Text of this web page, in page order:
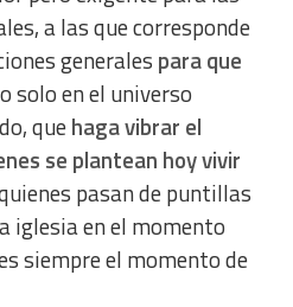
a las que corresponde
generales para que
solo en el universo
quehaga vibrar el
se plantean hoy vivir
pasan de puntillas
iglesia en el momento
siempre el momento de
statistics or combinations